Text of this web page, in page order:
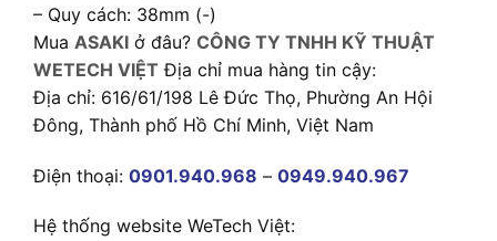
– Quy cách: 38mm (-)
Mua ASAKI ở đâu? CÔNG TY TNHH KỸ THUẬT
WETECH VIỆT Địa chỉ mua hàng tin cậy:
Địa chỉ: 616/61/198 Lê Đức Thọ, Phường An Hội
Đông, Thành phố Hồ Chí Minh, Việt Nam
Điện thoại: 0901.940.968 – 0949.940.967
Hệ thống website WeTech Việt: